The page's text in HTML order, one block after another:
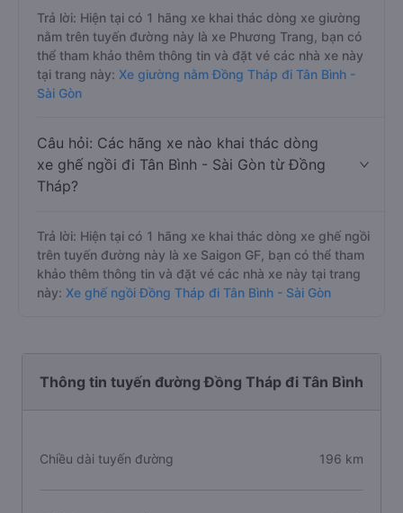
Trả lời: Hiện tại có 1 hãng xe khai thác dòng xe giường
nằm trên tuyến đường này là xe Phương Trang, bạn có
thể tham khảo thêm thông tin và đặt vé các nhà xe này
tại trang này: Xe giường nằm Đồng Tháp đi Tân Bình -
Sài Gòn
Câu hỏi: Các hãng xe nào khai thác dòng
xe ghế ngồi đi Tân Bình - Sài Gòn từ Đồng
Tháp?
Trả lời: Hiện tại có 1 hãng xe khai thác dòng xe ghế ngồi
trên tuyến đường này là xe Saigon GF, bạn có thể tham
khảo thêm thông tin và đặt vé các nhà xe này tại trang
này: Xe ghế ngồi Đồng Tháp đi Tân Bình - Sài Gòn
Thông tin tuyến đường Đồng Tháp đi Tân Bình
Chiều dài tuyến đường 196 km